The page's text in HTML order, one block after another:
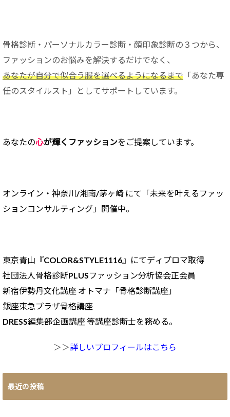
骨格診断・パーソナルカラー診断・顔印象診断の３つから、
ファッションのお悩みを解決するだけでなく、
あなたが自分で似合う服を選べるようになるまで 「あなた専
任のスタイルスト」としてサポートしています。
あなたの心が輝くファッションをご提案しています。
オンライン・神奈川/湘南/茅ヶ崎 にて「未来を叶えるファッ
ションコンサルティング」開催中。
東京青山『COLOR&STYLE1116』にてディプロマ取得
社団法人骨格診断PLUSファッション分析協会正会員
新宿伊勢丹文化講座 オトマナ「骨格診断講座」
銀座東急プラザ骨格講座
DRESS編集部企画講座 等講座診断士を務める。
＞＞詳しいプロフィールはこちら
最近の投稿